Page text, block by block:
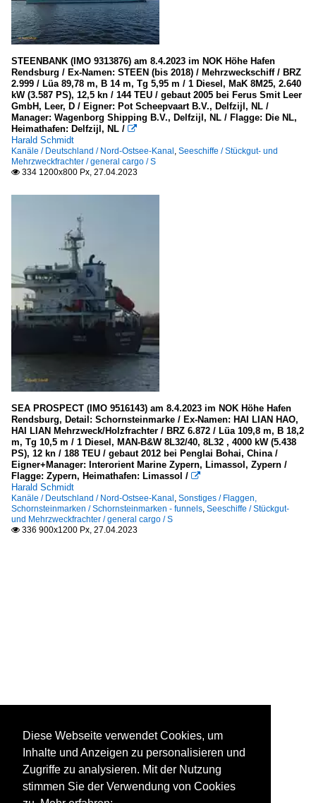
STEENBANK (IMO 9313876) am 8.4.2023 im NOK Höhe Hafen
Rendsburg / Ex-Namen: STEEN (bis 2018) / Mehrzweckschiff / BRZ
2.999 / Lüa 89,78 m, B 14 m, Tg 5,95 m / 1 Diesel, MaK 8M25, 2.640
kW (3.587 PS), 12,5 kn / 144 TEU / gebaut 2005 bei Ferus Smit Leer
GmbH, Leer, D / Eigner: Pot Scheepvaart B.V., Delfzijl, NL /
Manager: Wagenborg Shipping B.V., Delfzijl, NL / Flagge: Die NL,
Heimathafen: Delfzijl, NL / 
Harald Schmidt
Kanäle / Deutschland / Nord-Ostsee-Kanal , Seeschiffe / Stückgut- und
Mehrzweckfrachter / general cargo / S
 334 1200x800 Px, 27.04.2023
SEA PROSPECT (IMO 9516143) am 8.4.2023 im NOK Höhe Hafen
Rendsburg, Detail: Schornsteinmarke / Ex-Namen: HAI LIAN HAO,
HAI LIAN Mehrzweck/Holzfrachter / BRZ 6.872 / Lüa 109,8 m, B 18,2
m, Tg 10,5 m / 1 Diesel, MAN-B&W 8L32/40, 8L32 , 4000 kW (5.438
PS), 12 kn / 188 TEU / gebaut 2012 bei Penglai Bohai, China /
Eigner+Manager: Interorient Marine Zypern, Limassol, Zypern /
Flagge: Zypern, Heimathafen: Limassol / 
Harald Schmidt
Kanäle / Deutschland / Nord-Ostsee-Kanal , Sonstiges / Flaggen,
Schornsteinmarken / Schornsteinmarken - funnels, Seeschiffe / Stückgut-
und Mehrzweckfrachter / general cargo / S
 336 900x1200 Px, 27.04.2023
Diese Webseite verwendet Cookies, um
Inhalte und Anzeigen zu personalisieren und
Zugriffe zu analysieren. Mit der Nutzung
stimmen Sie der Verwendung von Cookies